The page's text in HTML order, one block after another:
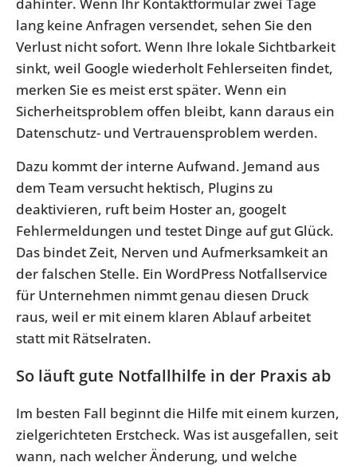
lang keine Anfragen versendet, sehen Sie den
Verlust nicht sofort. Wenn Ihre lokale Sichtbarkeit
sinkt, weil Google wiederholt Fehlerseiten findet,
merken Sie es meist erst später. Wenn ein
Sicherheitsproblem offen bleibt, kann daraus ein
Datenschutz- und Vertrauensproblem werden.
Dazu kommt der interne Aufwand. Jemand aus
dem Team versucht hektisch, Plugins zu
deaktivieren, ruft beim Hoster an, googelt
Fehlermeldungen und testet Dinge auf gut Glück.
Das bindet Zeit, Nerven und Aufmerksamkeit an
der falschen Stelle. Ein WordPress Notfallservice
für Unternehmen nimmt genau diesen Druck
raus, weil er mit einem klaren Ablauf arbeitet
statt mit Rätselraten.
So läuft gute Notfallhilfe in der Praxis ab
Im besten Fall beginnt die Hilfe mit einem kurzen,
zielgerichteten Erstcheck. Was ist ausgefallen, seit
wann, nach welcher Änderung, und welche